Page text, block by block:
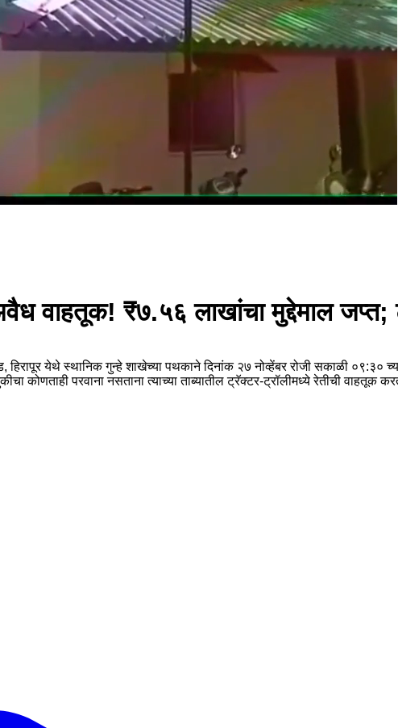
वाहतूक! ₹७.५६ लाखांचा मुद्देमाल
हिरापूर येथे स्थानिक गुन्हे शाखेच्या पथकाने दिनांक २७ नोव्हेंबर रोजी सकाळी ०९:३०
कोणताही परवाना नसताना त्याच्या ताब्यातील ट्रॅक्टर-ट्रॉलीमध्ये रेतीची